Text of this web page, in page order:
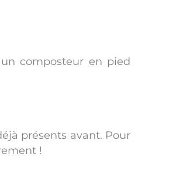
composteur en pied
présents avant. Pour
!